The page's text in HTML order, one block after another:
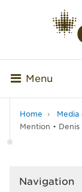
Menu
Home Media
Mention • Denis
Navigation